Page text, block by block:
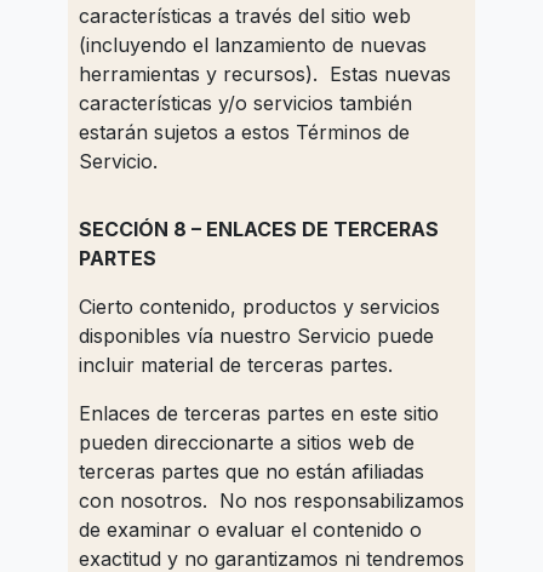
características a través del sitio web
(incluyendo el lanzamiento de nuevas
herramientas y recursos). Estas nuevas
características y/o servicios también
estarán sujetos a estos Términos de
Servicio.
SECCIÓN 8 – ENLACES DE TERCERAS
PARTES
Cierto contenido, productos y servicios
disponibles vía nuestro Servicio puede
incluir material de terceras partes.
Enlaces de terceras partes en este sitio
pueden direccionarte a sitios web de
terceras partes que no están afiliadas
con nosotros. No nos responsabilizamos
de examinar o evaluar el contenido o
exactitud y no garantizamos ni tendremos